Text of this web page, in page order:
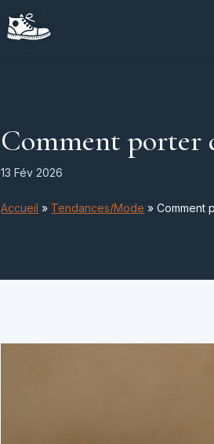
Comment porter
13 Fév 2026
Accueil » Tendances/Mode »Comment